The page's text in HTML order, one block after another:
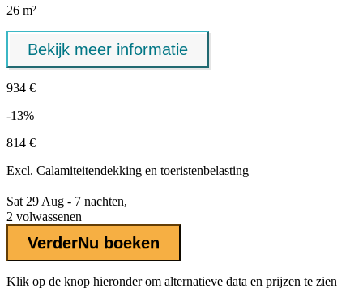
26 m²
Bekijk meer informatie
934 €
-13%
814 €
Excl. Calamiteitendekking en toeristenbelasting
Sat 29 Aug - 7 nachten,
2 volwassenen
VerderNu boeken
Klik op de knop hieronder om alternatieve data en prijzen te zien